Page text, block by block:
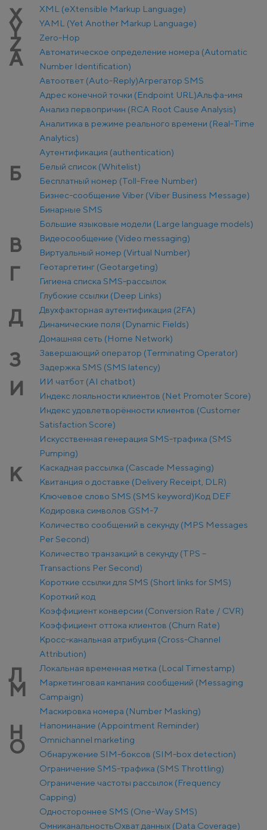
X XML (eXtensible Markup Language)
Y YAML (Yet Another Markup Language)
Z Zero-Hop
А
Автоматическое определение номера (Automatic
Number Identification)
Автоответ (Auto-Reply)Агрегатор SMS
Адрес конечной точки (Endpoint URL)Альфа-имя
Анализ первопричин (RCA Root Cause Analysis)
Аналитика в режиме реального времени (Real-Time
Analytics)
Аутентификация (authentication)
Б
Белый список (Whitelist)
Бесплатный номер (Toll-Free Number)
Бизнес-сообщение Viber (Viber Business Message)
Бинарные SMS
Большие языковые модели (Large language models)
В
Видеосообщение (Video messaging)
Виртуальный номер (Virtual Number)
Г
Геотаргетинг (Geotargeting)
Гигиена списка SMS-рассылок
Глубокие ссылки (Deep Links)
Д
Двухфакторная аутентификация (2FA)
Динамические поля (Dynamic Fields)
Домашняя сеть (Home Network)
З
Завершающий оператор (Terminating Operator)
Задержка SMS (SMS latency)
И
ИИ чатбот (AI chatbot)
Индекс лояльности клиентов (Net Promoter Score)
Индекс удовлетворённости клиентов (Customer
Satisfaction Score)
Искусственная генерация SMS-трафика (SMS
Pumping)
К
Каскадная рассылка (Cascade Messaging)
Квитанция о доставке (Delivery Receipt, DLR)
Ключевое слово SMS (SMS keyword)Код DEF
Кодировка символов GSM-7
Количество сообщений в секунду (MPS Messages
Per Second)
Количество транзакций в секунду (TPS –
Transactions Per Second)
Короткие ссылки для SMS (Short links for SMS)
Короткий код
Коэффициент конверсии (Conversion Rate / CVR)
Коэффициент оттока клиентов (Churn Rate)
Кросс-канальная атрибуция (Cross-Channel
Attribution)
Л Локальная временная метка (Local Timestamp)
М
Маркетинговая кампания сообщений (Messaging
Campaign)
Маскировка номера (Number Masking)
Н Напоминание (Appointment Reminder)
О
Оmnichannel marketing
Обнаружение SIM-боксов (SIM-box detection)
Ограничение SMS-трафика (SMS Throttling)
Ограничение частоты рассылок (Frequency
Capping)
Одностороннее SMS (One-Way SMS)
ОмниканальностьОхват данных (Data Coverage)